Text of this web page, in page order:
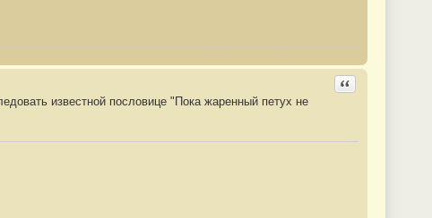
Ответить с
известной пословице "Пока жаренный петух не